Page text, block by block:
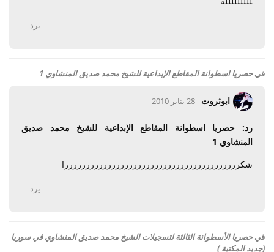
يرد
فيحصريا اسطوانة المقاطع الإبداعية للشيخ محمد صديق المنشاوي 1
ابوثروت 28 يناير 2010
رد: حصريا اسطوانة المقاطع الإبداعية للشيخ محمد صديق
المنشاوي 1
شكرررررررررررررررررررررررررررررررررررررررررا
يرد
فيحصريا الأسطوانة الثالثة لتسجيلات الشيخ محمد صديق المنشاوي في سوريا
(جديد المكتبة )